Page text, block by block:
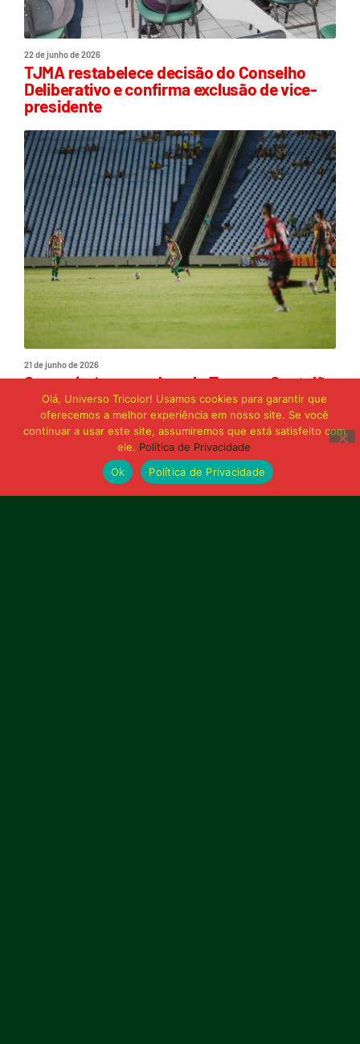
22 de junho de 2026
TJMA restabelece decisão do Conselho
Deliberativo e confirma exclusão de vice-
presidente
21 de junho de 2026
Sampaio é superado pelo Trem no Castelão
e buscará reação em Macapá
Olá, Universo Tricolor! Usamos cookies para garantir que
oferecemos a melhor experiência em nosso site. Se você
continuar a usar este site, assumiremos que está satisfeito com
ele. Política de Privacidade
Ok
Política de Privacidade